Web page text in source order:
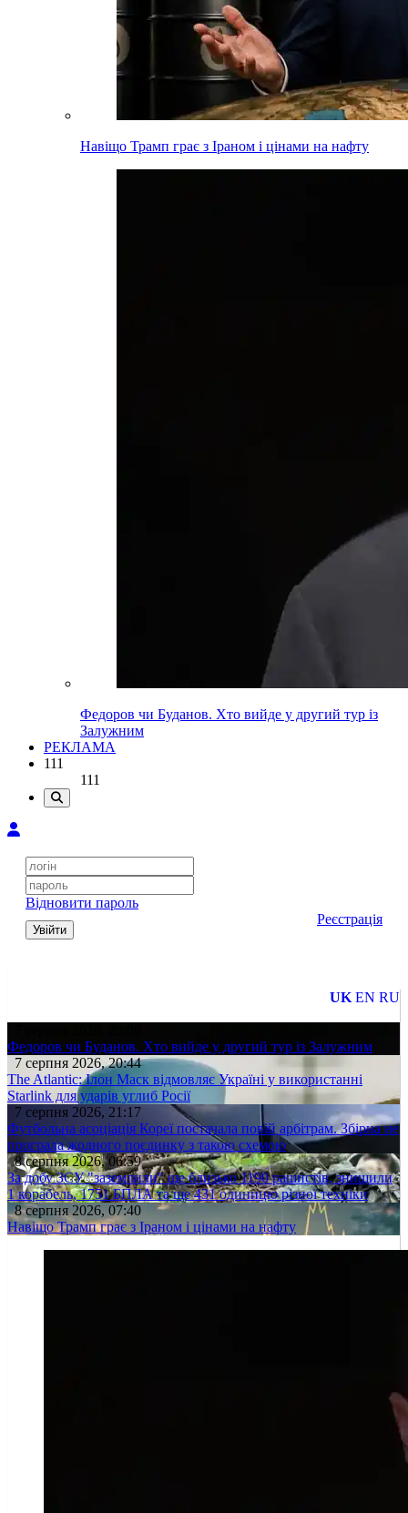
Навіщо Трамп грає з Іраном і цінами на нафту
Федоров чи Буданов. Хто вийде у другий тур із
Залужним
РЕКЛАМА
111
111
Відновити пароль
Увійти
Реєстрація
UK EN RU
Федоров чи Буданов. Хто вийде у другий тур із Залужним
7 серпня 2026, 20:44
The Atlantic: Ілон Маск відмовляє Україні у використанні
Starlink для ударів углиб Росії
7 серпня 2026, 21:17
Футбольна асоціація Кореї постачала повій арбітрам. Збірна не
програла жодного поєдинку з такою схемою
8 серпня 2026, 06:59
За добу ЗСУ "заземлили" ще близько 1190 рашистів, знищили
1 корабель, 1751 БПЛА та ще 431 одиницю різної техніки
8 серпня 2026, 07:40
Навіщо Трамп грає з Іраном і цінами на нафту